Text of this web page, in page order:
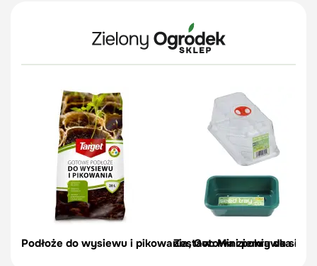
Podłoże do wysiewu i pikowania, Gotowa ziemia do
Zestaw: Mini pokrywka do